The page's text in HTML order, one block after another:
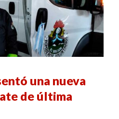
una nueva
de última